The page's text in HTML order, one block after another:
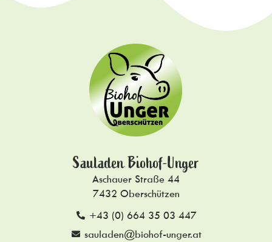
Sauladen Biohof-Unger
Aschauer Straße 44
7432 Oberschützen
+43 (0) 664 35 03 447
sauladen@biohof-unger.at